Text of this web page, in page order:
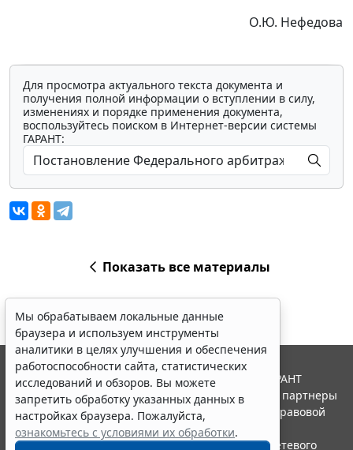
О.Ю. Нефедова
Для просмотра актуального текста документа и
получения полной информации о вступлении в силу,
изменениях и порядке применения документа,
воспользуйтесь поиском в Интернет-версии системы
ГАРАНТ:
Показать все материалы
Мы обрабатываем локальные данные
браузера и используем инструменты
аналитики в целях улучшения и обеспечения
работоспособности сайта, статистических
исследований и обзоров. Вы можете
запретить обработку указанных данных в
настройках браузера. Пожалуйста,
ознакомьтесь с условиями их обработки.
© ООО "НПП "ГАРАНТ-СЕРВИС", 2026. Система ГАРАНТ
выпускается с 1990 года. Компания "Гарант" и ее партнеры
являются участниками Российской ассоциации правовой
информации ГАРАНТ.
Портал ГАРАНТ.РУ зарегистрирован в качестве сетевого